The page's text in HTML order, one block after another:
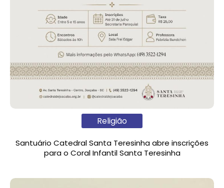
Religião
Santuário Catedral Santa Teresinha abre inscrições
para o Coral Infantil Santa Teresinha